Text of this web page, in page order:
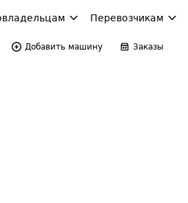
Перевозчикам
Добавить машину Заказы